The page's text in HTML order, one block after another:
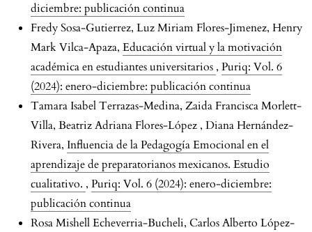
diciembre: publicación continua
Fredy Sosa-Gutierrez, Luz Miriam Flores-Jimenez, Henry
Mark Vilca-Apaza, Educación virtual y la motivación
académica en estudiantes universitarios , Puriq: Vol. 6
(2024): enero-diciembre: publicación continua
Tamara Isabel Terrazas-Medina, Zaida Francisca Morlett-
Villa, Beatriz Adriana Flores-López , Diana Hernández-
Rivera, Influencia de la Pedagogía Emocional en el
aprendizaje de preparatorianos mexicanos. Estudio
cualitativo. , Puriq: Vol. 6 (2024): enero-diciembre:
publicación continua
Rosa Mishell Echeverria-Bucheli, Carlos Alberto López-